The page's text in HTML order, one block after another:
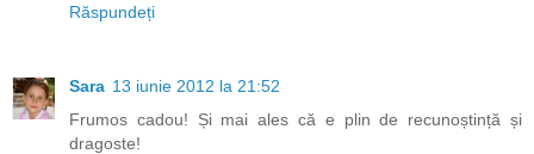
Răspundeți
Sara 13 iunie 2012 la 21:52
Frumos cadou! Și mai ales că e plin de recunoștință și
dragoste!